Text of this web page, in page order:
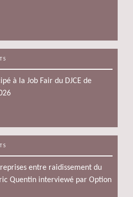
à la Job Fair du DJCE de
entre raidissement du
Quentin interviewé par Option